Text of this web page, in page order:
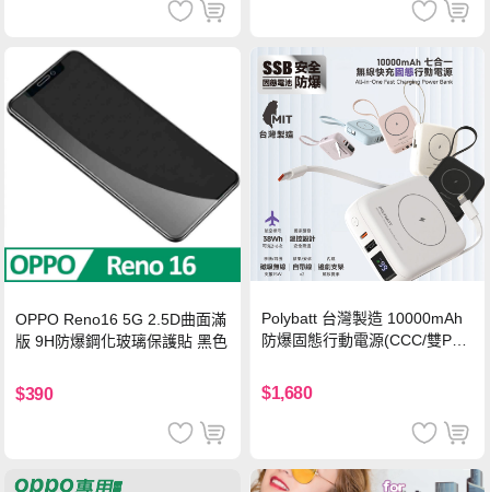
OPPO Reno16 5G 2.5D曲面滿
版 9H防爆鋼化玻璃保護貼 黑色
$390
Polybatt 台灣製造 10000mAh
防爆固態行動電源(CCC/雙PD
$1,680